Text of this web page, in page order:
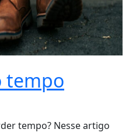
tempo
tempo? Nesse artigo